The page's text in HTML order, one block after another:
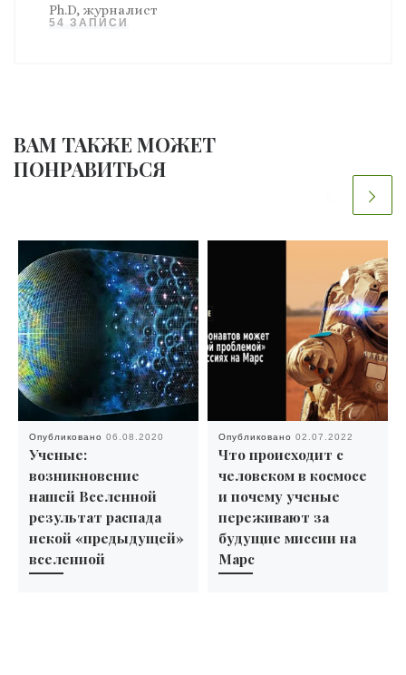
Ph.D, журналист
54 ЗАПИСИ
ВАМ ТАКЖЕ МОЖЕТ
ПОНРАВИТЬСЯ
Опубликовано 06.08.2020
Ученые:
возникновение
нашей Вселенной
результат распада
некой «предыдущей»
вселенной
Опубликовано 02.07.2022
Что происходит с
человеком в космосе
и почему ученые
переживают за
будущие миссии на
Марс